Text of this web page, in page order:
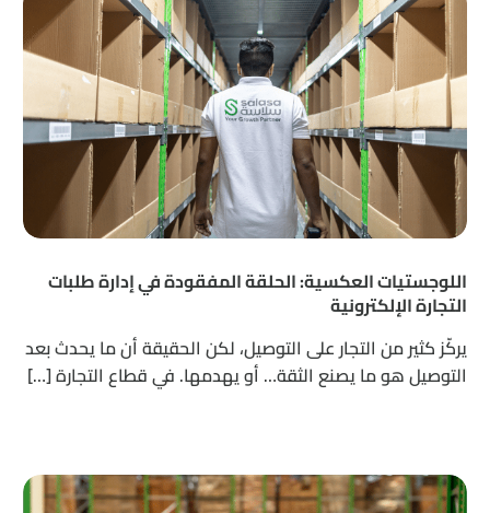
اللوجستيات العكسية: الحلقة المفقودة في إدارة طلبات
التجارة الإلكترونية
يركّز كثير من التجار على التوصيل، لكن الحقيقة أن ما يحدث بعد
التوصيل هو ما يصنع الثقة… أو يهدمها. في قطاع التجارة […]